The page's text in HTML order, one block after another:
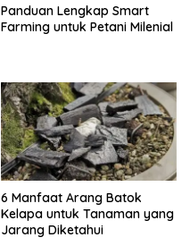
Panduan Lengkap Smart
Farming untuk Petani Milenial
6 Manfaat Arang Batok
Kelapa untuk Tanaman yang
Jarang Diketahui